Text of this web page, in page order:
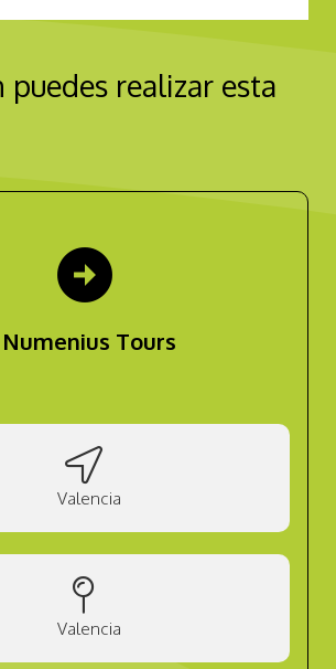
puedes realizar esta
arrow_circle_right
Numenius Tours
Valencia
Valencia